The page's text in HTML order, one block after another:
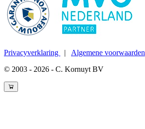
Privacyverklaring | Algemene voorwaarden
© 2003 - 2026 - C. Kornuyt BV